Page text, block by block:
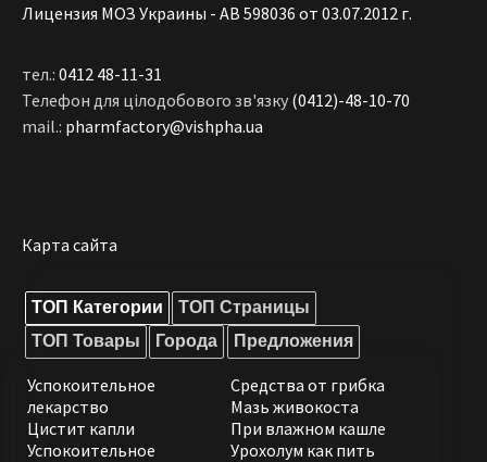
Лицензия МОЗ Украины - АВ 598036 от 03.07.2012 г.
тел.: 0412 48-11-31
Телефон для цілодобового зв'язку (0412)-48-10-70
mail.: pharmfactory@vishpha.ua
Карта сайта
ТОП Категории
ТОП Страницы
ТОП Товары
Города Предложения
Успокоительное
лекарство
Цистит капли
Успокоительное
Средства от грибка
Мазь живокоста
При влажном кашле
Урохолум как пить